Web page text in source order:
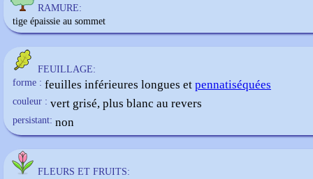
RAMURE:
tige épaissie au sommet
FEUILLAGE:
forme : feuilles inférieures longues et pennatiséquées
couleur : vert grisé, plus blanc au revers
persistant: non
FLEURS ET FRUITS: